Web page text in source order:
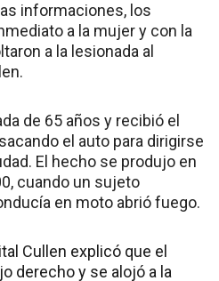
informaciones, los
a la mujer y con la
a la lesionada al
de 65 años y recibió el
el auto para dirigirse
El hecho se produjo en
cuando un sujeto
en moto abrió fuego.
Cullen explicó que el
derecho y se alojó a la